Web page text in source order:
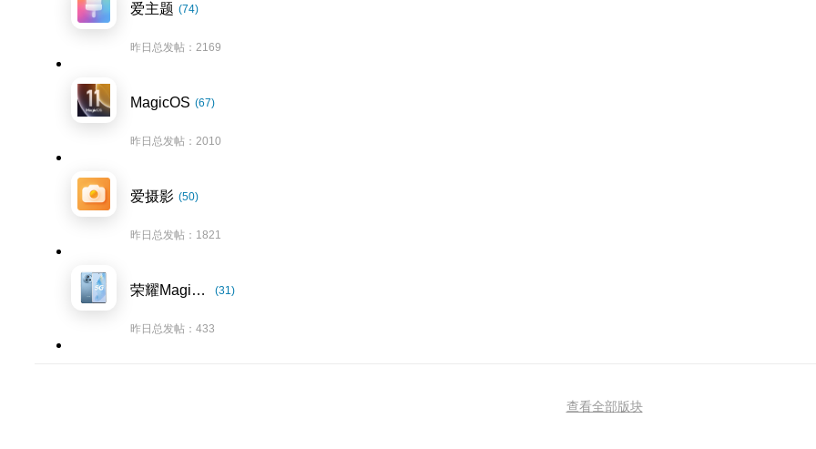
爱主题 (74)
昨日总发帖：2169
MagicOS (67)
昨日总发帖：2010
爱摄影 (50)
昨日总发帖：1821
荣耀Magic5系列 (31)
昨日总发帖：433
查看全部版块